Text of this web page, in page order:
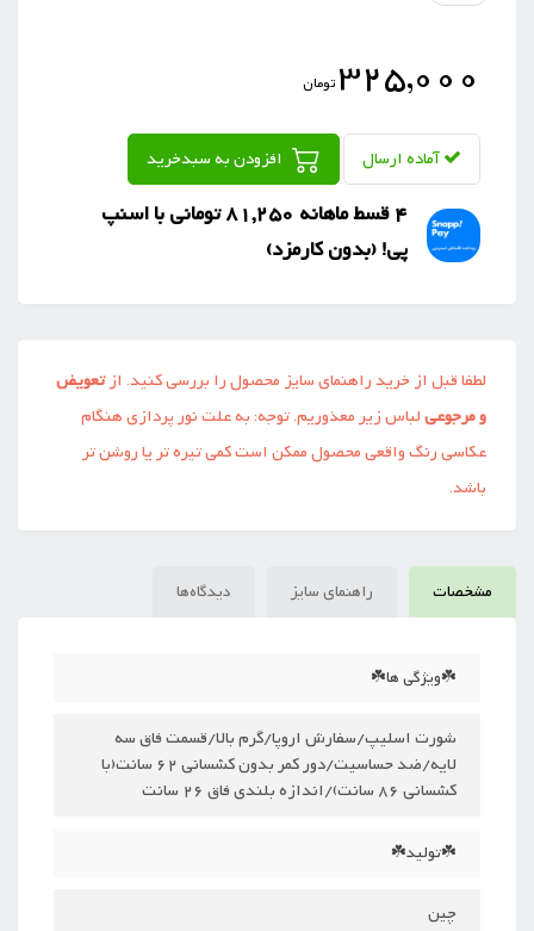
325,000تومان
آماده ارسال
4 قسط ماهانه 81,250 تومانی با اسنپ
‌پی! (بدون کارمزد)
لطفا قبل از خرید راهنمای سایز محصول را بررسی کنید. ازتعویض
و مرجوعیلباس زیر معذوریم. توجه: به علت نور پردازی هنگام
عکاسی رنگ واقعی محصول ممکن است کمی تیره تر یا روشن تر
باشد.
مشخصات راهنمای سایز دیدگاه‌ها
☘️ویژگی ها☘️
شورت اسلیپ/سفارش اروپا/گرم بالا/قسمت فاق سه
لایه/ضد حساسیت/دور کمر بدون کشسانی 62 سانت(با
کشسانی 86 سانت)/اندازه بلندی فاق 26 سانت
☘️تولید☘️
چین